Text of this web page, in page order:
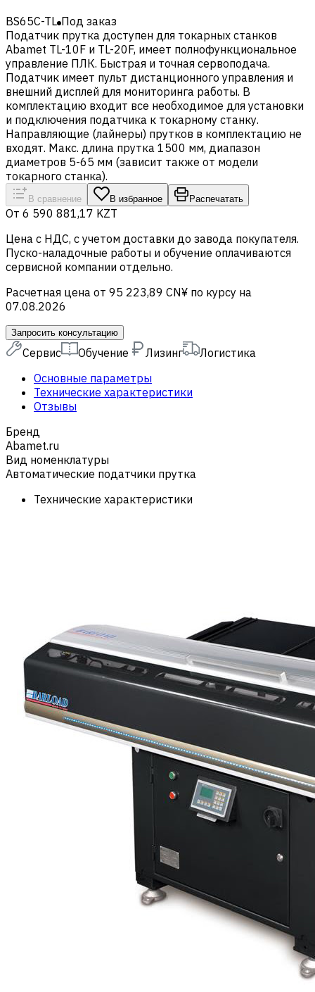
BS65C-TL Под заказ
Податчик прутка доступен для токарных станков
Abamet TL-10F и TL-20F, имеет полнофункциональное
управление ПЛК. Быстрая и точная сервоподача.
Податчик имеет пульт дистанционного управления и
внешний дисплей для мониторинга работы. В
комплектацию входит все необходимое для установки
и подключения податчика к токарному станку.
Направляющие (лайнеры) прутков в комплектацию не
входят. Макс. длина прутка 1500 мм, диапазон
диаметров 5-65 мм (зависит также от модели
токарного станка).
В сравнение В избранное Распечатать
От 6 590 881,17 KZT
Цена c НДС, с учетом доставки до завода покупателя.
Пуско-наладочные работы и обучение оплачиваются
сервисной компании отдельно.
Расчетная цена от 95 223,89 CN¥ по курсу на
07.08.2026
Запросить консультацию
Сервис Обучение Лизинг
Логистика
Основные параметры
Технические характеристики
Отзывы
Бренд
Abamet.ru
Вид номенклатуры
Автоматические податчики прутка
Технические характеристики